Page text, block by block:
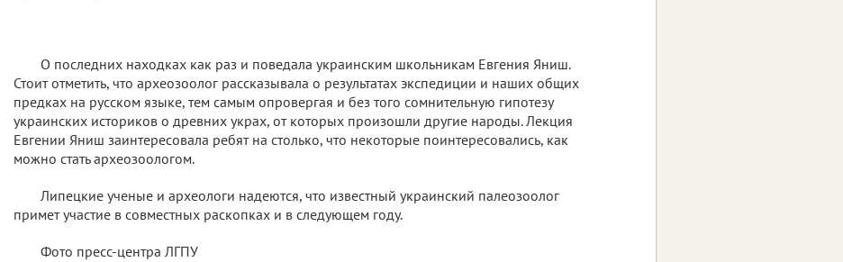
О последних находках как раз и поведала украинским школьникам Евгения Яниш.
Стоит отметить, что археозоолог рассказывала о результатах экспедиции и наших общих
предках на русском языке, тем самым опровергая и без того сомнительную гипотезу
украинских историков о древних украх, от которых произошли другие народы. Лекция
Евгении Яниш заинтересовала ребят на столько, что некоторые поинтересовались, как
можно стать археозоологом.
Липецкие ученые и археологи надеются, что известный украинский палеозоолог
примет участие в совместных раскопках и в следующем году.
Фото пресс-центра ЛГПУ